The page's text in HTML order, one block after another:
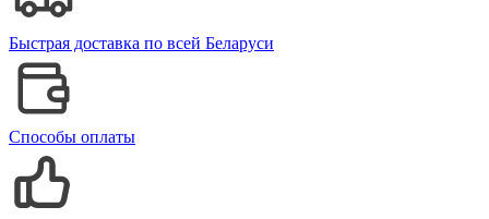
Быстрая доставка по всей Беларуси
Способы оплаты